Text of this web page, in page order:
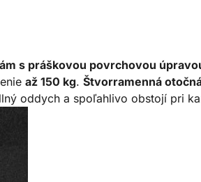
s práškovou povrchovou
až 150 kg. Štvorramenná
oddych a spoľahlivo obstojí pri